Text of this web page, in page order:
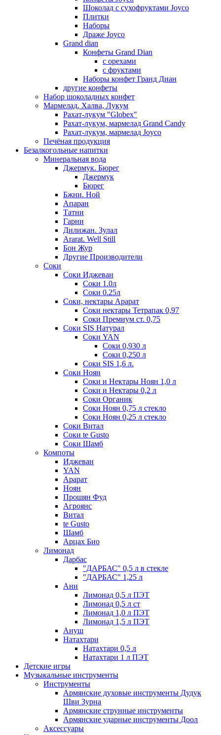
Шоколад с сухофруктами Joyco
Плитки
Наборы
Драже Joyco
Grand dian
Конфеты Grand Dian
с орехами
с фруктами
Наборы конфет Гранд Диан
другие конфеты
Набор шоколадных конфет
Мармелад, Халва, Лукум
Рахат-лукум "Globex"
Рахат-лукум, мармелад Grand Candy
Рахат-лукум, мармелад Joyco
Печёная продукция
Безалкогольные напитки
Минеральная вода
Джермук. Бюрег
Джермук
Бюрег
Бжни. Ной
Апаран
Татни
Гарни
Дилижан. Зулал
Ararat. Well Still
Бон Жур
Другие Производители
Соки
Соки Иджеван
Соки 1.0л
Соки 0.25л
Соки, нектары Арарат
Соки нектары Тетрапак 0,97
Соки Премиум ст. 0,75
Соки SIS Натурал
Соки YAN
Соки 0,930 л
Соки 0,250 л
Соки SIS 1,6 л.
Соки Ноян
Соки и Нектары Ноян 1,0 л
Соки и Нектары 0,2 л
Соки Органик
Соки Ноян 0,75 л стекло
Соки Ноян 0,25 л стекло
Соки Витал
Соки te Gusto
Соки Шамб
Компоты
Иджеван
YAN
Арарат
Ноян
Прошян Фуд
Агроянс
Витал
te Gusto
Шамб
Арцах Био
Лимонад
Дарбас
"ДАРБАС" 0,5 л в стекле
"ДАРБАС" 1,25 л
Ани
Лимонад 0,5 л ПЭТ
Лимонад 0,5 л ст
Лимонад 1,0 л ПЭТ
Лимонад 1,5 л ПЭТ
Ануш
Натахтари
Натахтари 0,5 л
Натахтари 1 л ПЭТ
Детские игры
Музыкальные инструменты
Инструменты
Армянские духовые инструменты Дудук
Шви Зурна
Армянские струнные инструменты
Армянские ударные инструменты Доол
Аксессуары